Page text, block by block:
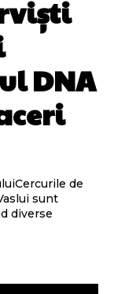
DNA
de
sunt
diverse